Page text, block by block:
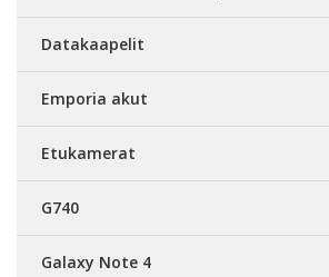
Datakaapelit
Emporia akut
Etukamerat
G740
Galaxy Note 4